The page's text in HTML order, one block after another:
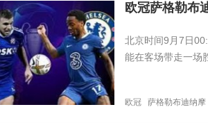
欧冠萨格勒布
北京时间9月7日
能在客场带走一场
欧冠 萨格勒布迪纳摩